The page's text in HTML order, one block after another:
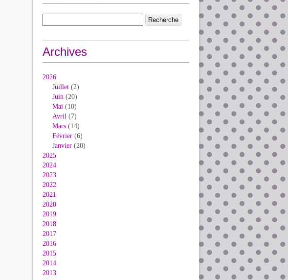
Archives
2026
Juillet (2)
Juin (20)
Mai (10)
Avril (7)
Mars (14)
Février (6)
Janvier (20)
2025
2024
2023
2022
2021
2020
2019
2018
2017
2016
2015
2014
2013